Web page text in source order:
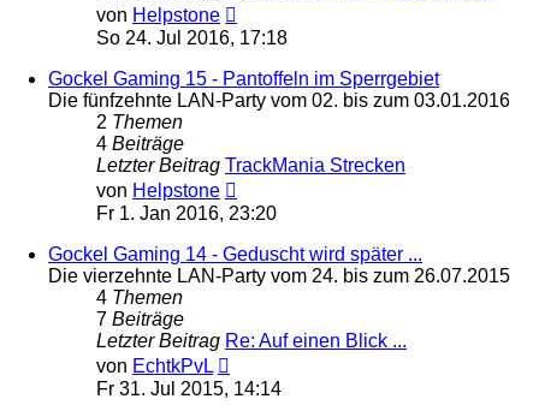
von Helpstone
Beitrag
So 24. Jul 2016, 17:18
Gockel Gaming 15 - Pantoffeln im Sperrgebiet
Die fünfzehnte LAN-Party vom 02. bis zum 03.01.2016
2 Themen
4 Beiträge
Letzter Beitrag TrackMania Strecken
von Helpstone
Beitrag
Fr 1. Jan 2016, 23:20
Gockel Gaming 14 - Geduscht wird später ...
Die vierzehnte LAN-Party vom 24. bis zum 26.07.2015
4 Themen
7 Beiträge
Letzter Beitrag Re: Auf einen Blick ...
von EchtkPvL
Beitrag
Fr 31. Jul 2015, 14:14